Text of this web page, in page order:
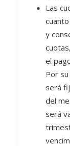
Las
y
el
Por
será
del
será